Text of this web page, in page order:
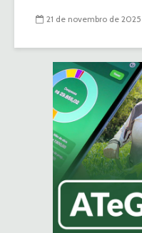
21 de novembro de 2025